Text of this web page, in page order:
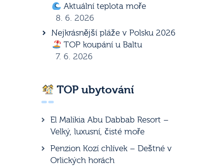
Aktuální teplota moře
8. 6. 2026
Nejkrásnější pláže v Polsku 2026
TOP koupání u Baltu
7. 6. 2026
TOP ubytování
El Malikia Abu Dabbab Resort –
Velký, luxusní, čisté moře
Penzion Kozí chlívek – Deštné v
Orlických horách